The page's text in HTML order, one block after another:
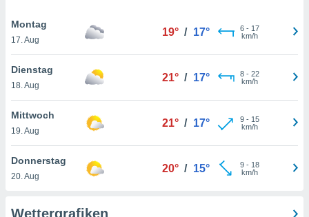
nicht
von
und
auf
klicken.
Montag
17. Aug
19° / 17° 6- 17
km/h
Dienstag
18. Aug
21° / 17° 8- 22
km/h
Mittwoch
19. Aug
21° / 17° 9- 15
km/h
Donnerstag
20. Aug
20° / 15° 9- 18
km/h
Wettergrafiken